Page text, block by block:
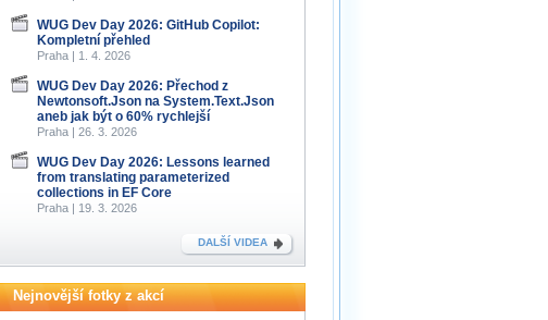
WUG Dev Day 2026: GitHub Copilot:
Kompletní přehled
Praha | 1. 4. 2026
WUG Dev Day 2026: Přechod z
Newtonsoft.Json na System.Text.Json
aneb jak být o 60% rychlejší
Praha | 26. 3. 2026
WUG Dev Day 2026: Lessons learned
from translating parameterized
collections in EF Core
Praha | 19. 3. 2026
DALŠÍ VIDEA
Nejnovější fotky z akcí